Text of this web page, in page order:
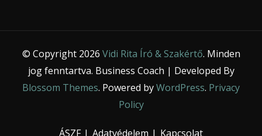
© Copyright 2026 Vidi Rita Író & Szakértő. Minden
jog fenntartva. Business Coach | Developed By
Blossom Themes. Powered byWordPress. Privacy
Policy
ÁSZF Adatvédelem Kapcsolat